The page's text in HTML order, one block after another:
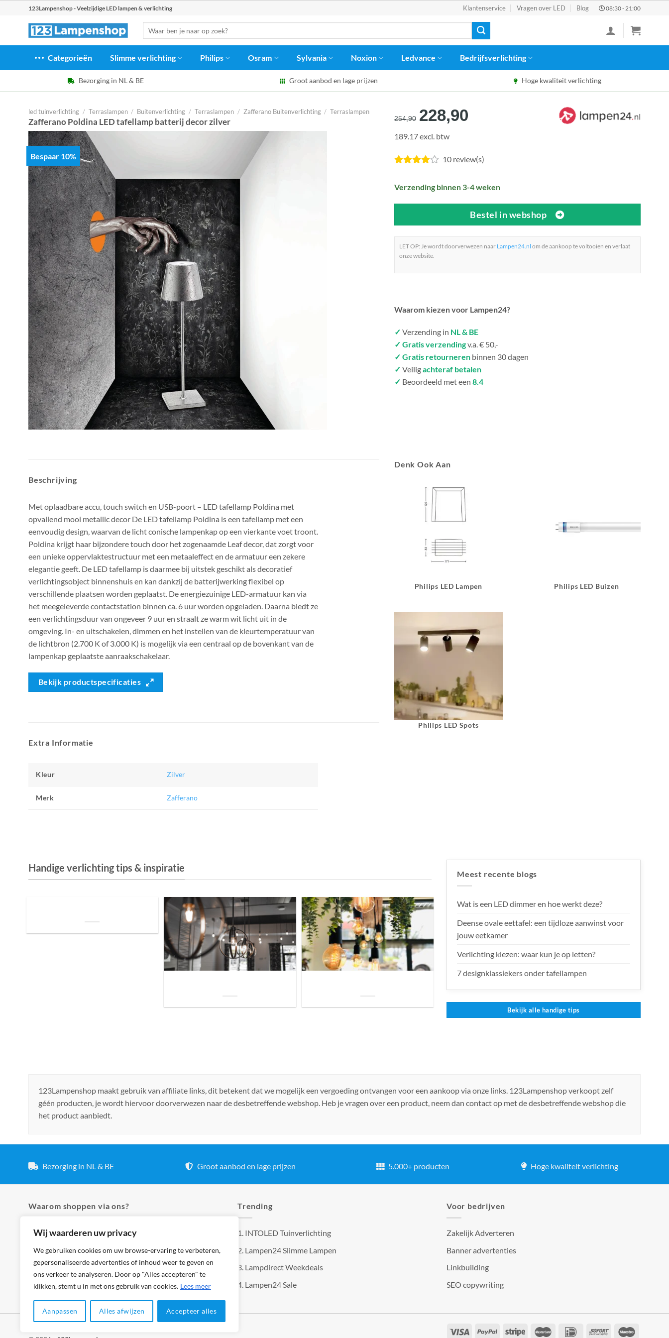
Wij waarderen uw privacy
We gebruiken cookies om uw browse-ervaring te verbeteren,
gepersonaliseerde advertenties of inhoud weer te geven en
ons verkeer te analyseren. Door op "Alles accepteren" te
klikken, stemt u in met ons gebruik van cookies. Lees meer
Aanpassen Alles afwijzen Accepteer alles
123Lampenshop - Veelzijdige LED lampen & verlichting Klantenservice Vragen over LED Blog 08:30 - 21:00
naar:
Categorieën Slimme verlichting Philips Osram Sylvania Noxion Ledvance Bedrijfsverlichting
Bezorging in NL & BE Groot aanbod en lage prijzen Hoge kwaliteit verlichting
led tuinverlichting / Terraslampen / Buitenverlichting / Terraslampen / Zafferano Buitenverlichting / Terraslampen
Zafferano Poldina LED tafellamp batterij decor zilver
Bespaar 10%
254,90 Oorspronkelijke
prijs
€254,90.
228,90
€228,90.
189.17 excl. btw
10 review(s)
Verzending binnen 3-4 weken
Bestel in webshop
LET OP: Je wordt doorverwezen naar Lampen24.nl om de aankoop te voltooien en verlaat
onze website.
Waarom kiezen voor Lampen24?
✓ Verzending in NL & BE
✓ Gratis verzendingv.a. € 50,-
✓ Gratis retourneren binnen 30 dagen
✓ Veiligachteraf betalen
✓ Beoordeeld met een 8.4
Beschrijving
Met oplaadbare accu, touch switch en USB-poort – LED tafellamp Poldina met
opvallend mooi metallic decor De LED tafellamp Poldina is een tafellamp met een
eenvoudig design, waarvan de licht conische lampenkap op een vierkante voet troont.
Poldina krijgt haar bijzondere touch door het zogenaamde Leaf decor, dat zorgt voor
een unieke oppervlaktestructuur met een metaaleffect en de armatuur een zekere
elegantie geeft. De LED tafellamp is daarmee bij uitstek geschikt als decoratief
verlichtingsobject binnenshuis en kan dankzij de batterijwerking flexibel op
verschillende plaatsen worden geplaatst. De energiezuinige LED-armatuur kan via
het meegeleverde contactstation binnen ca. 6 uur worden opgeladen. Daarna biedt ze
een verlichtingsduur van ongeveer 9 uur en straalt ze warm wit licht uit in de
omgeving. In- en uitschakelen, dimmen en het instellen van de kleurtemperatuur van
de lichtbron (2.700 K of 3.000 K) is mogelijk via een centraal op de bovenkant van de
lampenkap geplaatste aanraakschakelaar.
Bekijk productspecificaties
Extra Informatie
Kleur Zilver
Merk Zafferano
Denk Ook Aan
Philips LED Lampen Philips LED Buizen
Philips LED Spots
Handige verlichting tips & inspiratie
Meest recente blogs
Wat is een LED dimmer en hoe werkt deze?
Deense ovale eettafel: een tijdloze aanwinst voor
jouw eetkamer
Verlichting kiezen: waar kun je op letten?
7 designklassiekers onder tafellampen
Bekijk alle handige tips
123Lampenshop maakt gebruik van affiliate links, dit betekent dat we mogelijk een vergoeding ontvangen voor een aankoop via onze links. 123Lampenshop verkoopt zelf
géén producten, je wordt hiervoor doorverwezen naar de desbetreffende webshop. Heb je vragen over een product, neem dan contact op met de desbetreffende webshop die
het product aanbiedt.
Bezorging in NL & BE Groot aanbod en lage prijzen 5.000+ producten Hoge kwaliteit verlichting
Waarom shoppen via ons?
✓ Hoogste kwaliteit lampen
✓ Meer dan 5.000 producten
✓ Groot aanbod en lage prijzen
✓ Bezorging in NL & BE
Trending
1. INTOLED Tuinverlichting
2. Lampen24 Slimme Lampen
3. Lampdirect Weekdeals
4. Lampen24 Sale
Voor bedrijven
Zakelijk Adverteren
Banner advertenties
Linkbuilding
SEO copywriting
Klantenservice Cookies Privacybeleid Disclaimer